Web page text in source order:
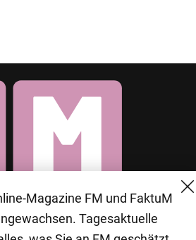
GmbH
Magazine FM und FaktuM
Tagesaktuelle